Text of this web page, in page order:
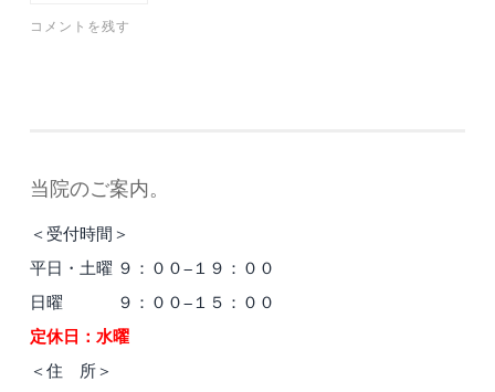
コメントを残す
当院のご案内。
＜受付時間＞
平日・土曜 ９：００−１９：００
日曜 ９：００−１５：００
定休日：水曜
＜住 所＞